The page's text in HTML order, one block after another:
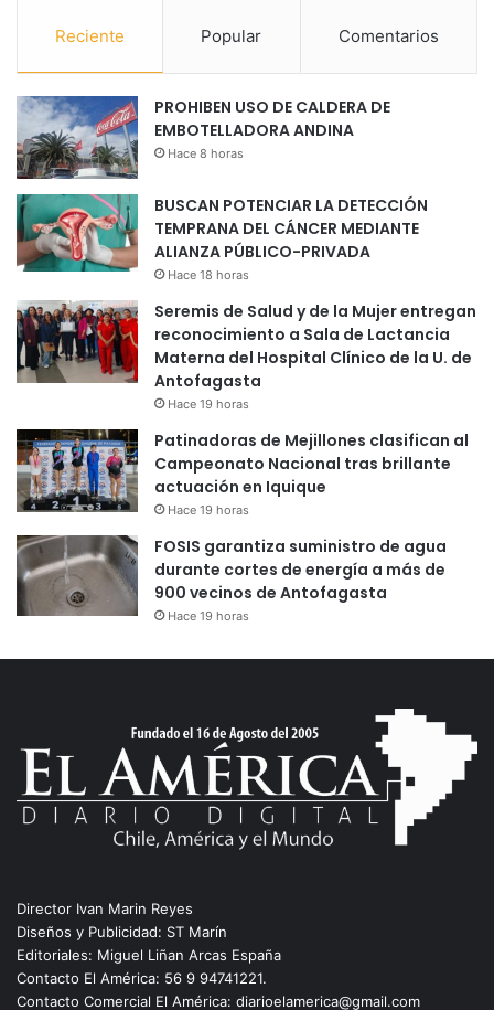
Reciente Popular Comentarios
PROHIBEN USO DE CALDERA DE
EMBOTELLADORA ANDINA
Hace 8 horas
BUSCAN POTENCIAR LA DETECCIÓN
TEMPRANA DEL CÁNCER MEDIANTE
ALIANZA PÚBLICO-PRIVADA
Hace 18 horas
Seremis de Salud y de la Mujer entregan
reconocimiento a Sala de Lactancia
Materna del Hospital Clínico de la U. de
Antofagasta
Hace 19 horas
Patinadoras de Mejillones clasifican al
Campeonato Nacional tras brillante
actuación en Iquique
Hace 19 horas
FOSIS garantiza suministro de agua
durante cortes de energía a más de
900 vecinos de Antofagasta
Hace 19 horas
Director Ivan Marin Reyes
Diseños y Publicidad: ST Marín
Editoriales: Miguel Liñan Arcas España
Contacto El América: 56 9 94741221.
Contacto Comercial El América: diarioelamerica@gmail.com